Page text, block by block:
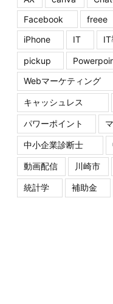
Facebook
freee
iPhone
IT IT
pickup
Webマーケティング
キャッシュレス
パワーポイント
中小企業診断士
動画配信 川崎市
統計学 補助金